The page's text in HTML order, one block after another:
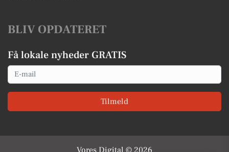
BLIV OPDATERET
Få lokale nyheder GRATIS
Email
Tilmeld
Vores Digital © 2026